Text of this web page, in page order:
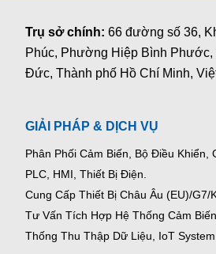
Trụ sở chính:66 đường số 36,
Phúc, Phường Hiệp Bình Phước,
Đức, Thành phố Hồ Chí Minh,
GIẢI PHÁP & DỊCH VỤ
Phân Phối Cảm Biến, Bộ Điều Khiển,
PLC, HMI, Thiết Bị Điện.
Cung Cấp Thiết Bị Châu Âu (EU)/G7/
Tư Vấn Tích Hợp Hệ Thống Cảm
Thống Thu Thập Dữ Liệu, IoT